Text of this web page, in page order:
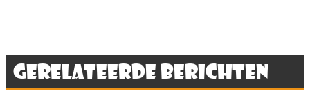
Gerelateerde berichten